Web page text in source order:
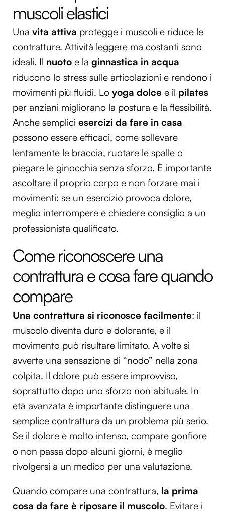
muscoli elastici
Una vita attiva protegge i muscoli e riduce le
contratture. Attività leggere ma costanti sono
ideali. Il nuoto e la ginnastica in acqua
riducono lo stress sulle articolazioni e rendono i
movimenti più fluidi. Lo yoga dolce e il pilates
per anziani migliorano la postura e la flessibilità.
Anche semplici esercizi da fare in casa
possono essere efficaci, come sollevare
lentamente le braccia, ruotare le spalle o
piegare le ginocchia senza sforzo. È importante
ascoltare il proprio corpo e non forzare mai i
movimenti: se un esercizio provoca dolore,
meglio interrompere e chiedere consiglio a un
professionista qualificato.
Come riconoscere una
contrattura e cosa fare quando
compare
Una contrattura si riconosce facilmente: il
muscolo diventa duro e dolorante, e il
movimento può risultare limitato. A volte si
avverte una sensazione di “nodo” nella zona
colpita. Il dolore può essere improvviso,
soprattutto dopo uno sforzo non abituale. In
età avanzata è importante distinguere una
semplice contrattura da un problema più serio.
Se il dolore è molto intenso, compare gonfiore
o non passa dopo alcuni giorni, è meglio
rivolgersi a un medico per una valutazione.
Quando compare una contrattura, la prima
cosa da fare è riposare il muscolo. Evitare i